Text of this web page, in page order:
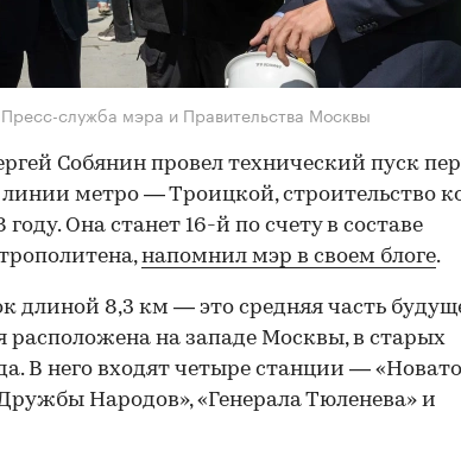
служба мэра и Правительства Москвы
Собянин провел технический пуск
метро — Троицкой, строительство
году. Она станет 16-й по счету в составе
напомнил мэр в своем блоге.
длиной 8,3 км — это средняя часть
расположена на западе Москвы, в старых
В него входят четыре станции —
Народов», «Генерала Тюленева» и